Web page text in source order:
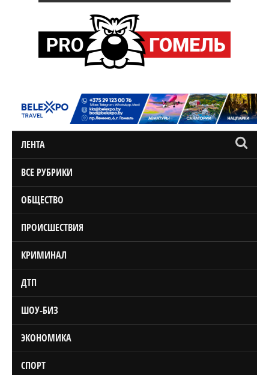
ЛЕНТА
ВСЕ РУБРИКИ
ОБЩЕСТВО
ПРОИСШЕСТВИЯ
КРИМИНАЛ
ДТП
ШОУ-БИЗ
ЭКОНОМИКА
СПОРТ